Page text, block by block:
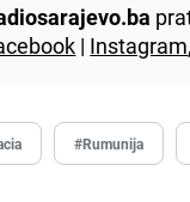
| Instagram
#Rumunija